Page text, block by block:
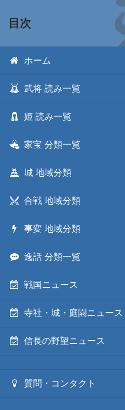
目次
ホーム
武将 読み一覧
姫 読み一覧
家宝 分類一覧
城 地域分類
合戦 地域分類
事変 地域分類
逸話 分類一覧
戦国ニュース
寺社・城・庭園ニュース
信長の野望ニュース
質問・コンタクト